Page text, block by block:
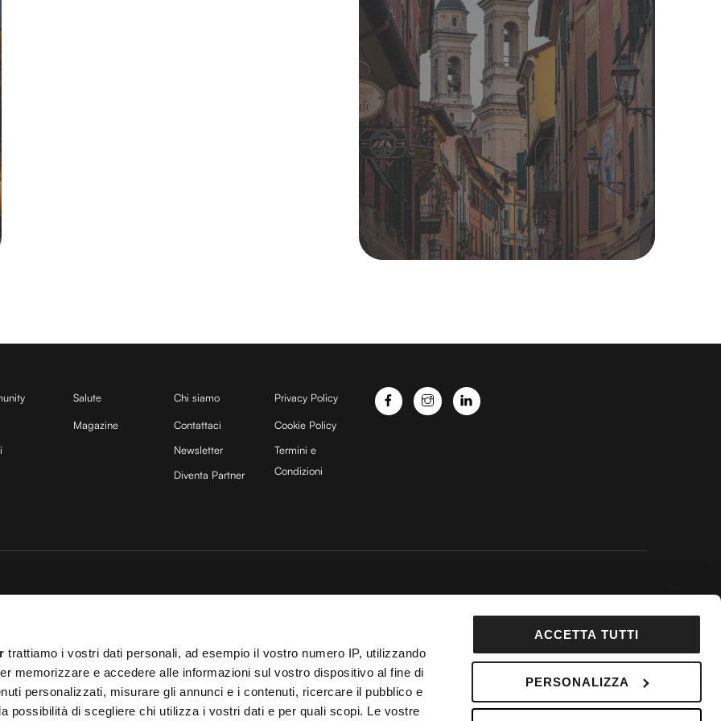
trattiamo i vostri dati personali, ad esempio il vostro numero IP, utilizzando
memorizzare e accedere alle informazioni sul vostro dispositivo al fine di
personalizzati, misurare gli annunci e i contenuti, ricercare il pubblico e
possibilità di scegliere chi utilizza i vostri dati e per quali scopi. Le vostre
ACCETTA TUTTI
PERSONALIZZA
Salute
Magazine
Chi siamo
Contattaci
Newsletter
Diventa Partner
Privacy Policy
Cookie Policy
Termini e
Condizioni
Cookies–Termini e Condizioni – Le immagini stock sono parzialmente fornite daDepositPhotos
148078 del 13/03/2024|info@cocooners.com| RC Unipol 198891541 | Iscrizione Fondo Vacanze Felici n. 2737